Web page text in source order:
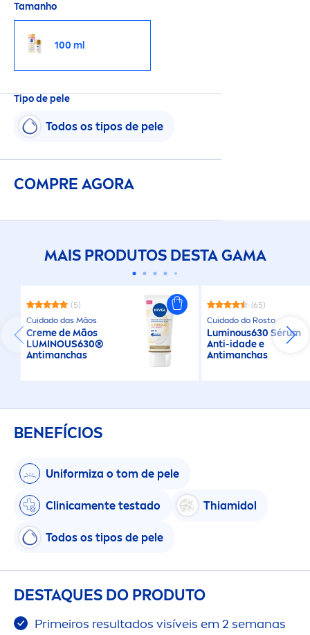
Tamanho
100 ml
Tipo de pele
Todos os tipos de pele
COMPRE AGORA
MAIS PRODUTOS DESTA GAMA
(5)
Cuidado das Mãos
Cremede Mãos
LUMINOUS630®
Antimanchas
(65)
Cuidado do Rosto
Luminous630 Sérum
Anti-idade e
Antimanchas
BENEFÍCIOS
Uniformiza o tom de pele
Clinicamente testado Thiamidol
Todos os tipos de pele
DESTAQUES DO PRODUTO
Primeiros resultados visíveis em 2 semanas